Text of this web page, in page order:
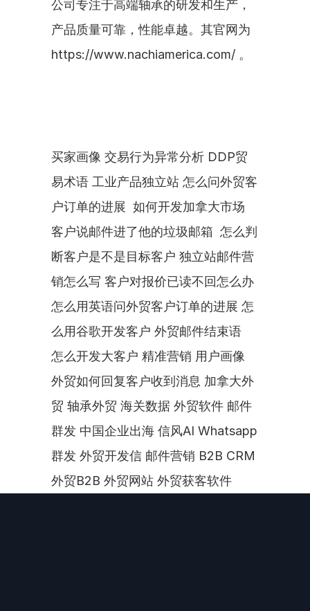
公司专注于高端轴承的研发和生产，
产品质量可靠，性能卓越。其官网为
https://www.nachiamerica.com/ 。
买家画像 交易行为异常分析 DDP贸
易术语 工业产品独立站 怎么问外贸客
户订单的进展  如何开发加拿大市场
客户说邮件进了他的垃圾邮箱  怎么判
断客户是不是目标客户 独立站邮件营
销怎么写 客户对报价已读不回怎么办
怎么用英语问外贸客户订单的进展 怎
么用谷歌开发客户 外贸邮件结束语
怎么开发大客户 精准营销 用户画像
外贸如何回复客户收到消息 加拿大外
贸 轴承外贸 海关数据 外贸软件 邮件
群发 中国企业出海 信风AI Whatsapp
群发 外贸开发信 邮件营销 B2B CRM
外贸B2B 外贸网站 外贸获客软件